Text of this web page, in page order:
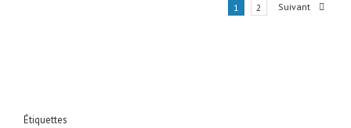
1 2 Suivant
Étiquettes